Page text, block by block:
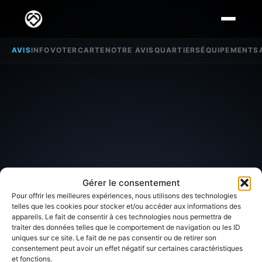
Gérer le consentement
Pour offrir les meilleures expériences, nous utilisons des technologies
telles que les cookies pour stocker et/ou accéder aux informations des
appareils. Le fait de consentir à ces technologies nous permettra de
traiter des données telles que le comportement de navigation ou les ID
uniques sur ce site. Le fait de ne pas consentir ou de retirer son
consentement peut avoir un effet négatif sur certaines caractéristiques
et fonctions.
AVISINFOVOTERCARTENOTRE AVISQUARTIERSÉQUIPEMENTS
SECTEUR D'INTÉRÊT